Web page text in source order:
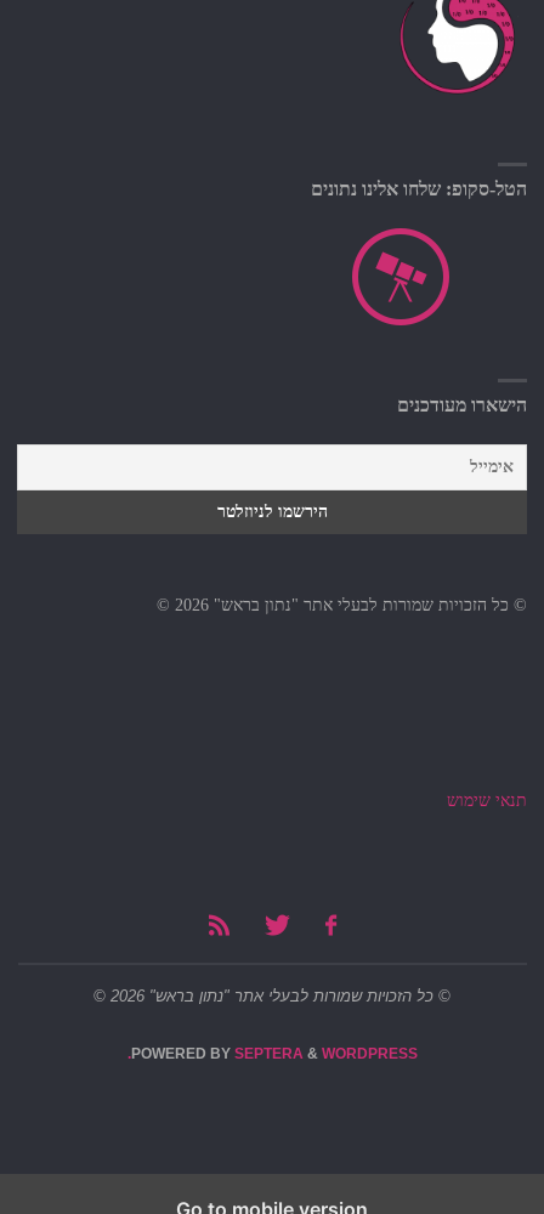
הטל-סקופ: שלחו אלינו נתונים
הישארו מעודכנים
© כל הזכויות שמורות לבעלי אתר "נתון בראש" 2026 ©
תנאי שימוש
© כל הזכויות שמורות לבעלי אתר "נתון בראש" 2026 ©
POWERED BYSEPTERA& WORDPRESS.